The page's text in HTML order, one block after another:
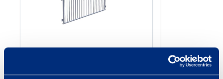
e
a
e
VEPE